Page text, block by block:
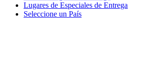
Lugares de Especiales de Entrega
Seleccione un País